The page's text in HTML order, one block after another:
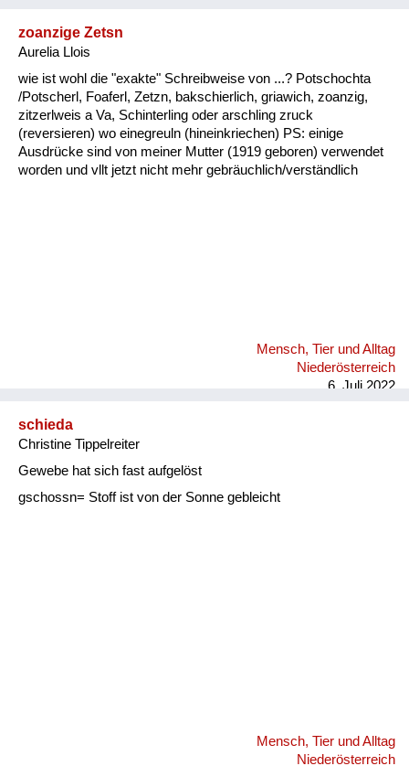
zoanzige Zetsn
Aurelia Llois
wie ist wohl die "exakte" Schreibweise von ...? Potschochta
/Potscherl, Foaferl, Zetzn, bakschierlich, griawich, zoanzig,
zitzerlweis a Va, Schinterling oder arschling zruck
(reversieren) wo einegreuln (hineinkriechen) PS: einige
Ausdrücke sind von meiner Mutter (1919 geboren) verwendet
worden und vllt jetzt nicht mehr gebräuchlich/verständlich
Mensch, Tier und Alltag
Niederösterreich
6. Juli 2022
schieda
Christine Tippelreiter
Gewebe hat sich fast aufgelöst
gschossn= Stoff ist von der Sonne gebleicht
Mensch, Tier und Alltag
Niederösterreich